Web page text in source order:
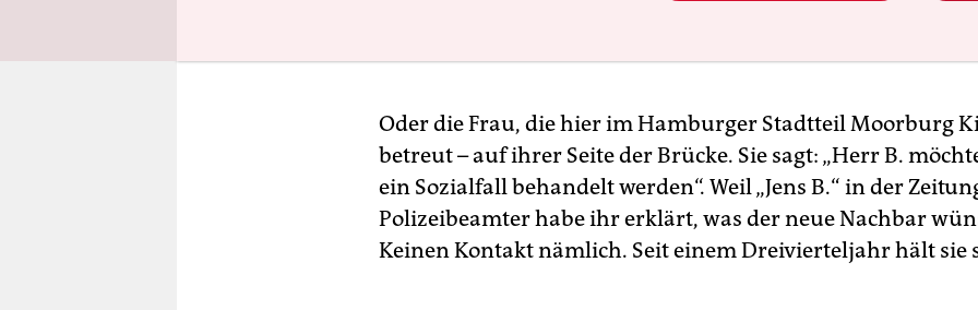
Oder die Frau, die hier im Hamburger Stadtteil Moorburg
betreut – auf ihrer Seite der Brücke. Sie sagt: „Herr B.
ein Sozialfall behandelt werden“. Weil „Jens B.“ in der
Polizeibeamter habe ihr erklärt, was der neue Nachbar
Keinen Kontakt nämlich. Seit einem Dreivierteljahr hält sie